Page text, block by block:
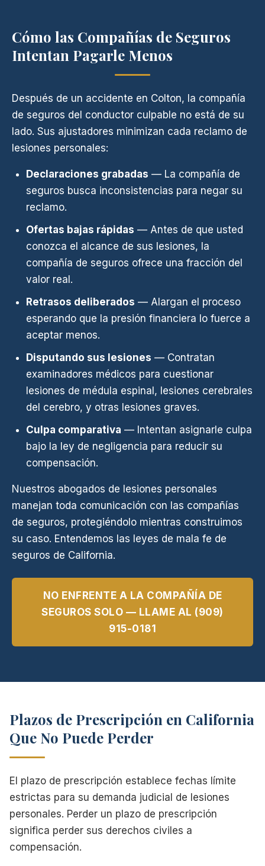
Cómo las Compañías de Seguros
Intentan Pagarle Menos
Después de un accidente en Colton, la compañía
de seguros del conductor culpable no está de su
lado. Sus ajustadores minimizan cada reclamo de
lesiones personales:
Declaraciones grabadas — La compañía de
seguros busca inconsistencias para negar su
reclamo.
Ofertas bajas rápidas — Antes de que usted
conozca el alcance de sus lesiones, la
compañía de seguros ofrece una fracción del
valor real.
Retrasos deliberados — Alargan el proceso
esperando que la presión financiera lo fuerce a
aceptar menos.
Disputando sus lesiones — Contratan
examinadores médicos para cuestionar
lesiones de médula espinal, lesiones cerebrales
del cerebro, y otras lesiones graves.
Culpa comparativa — Intentan asignarle culpa
bajo la ley de negligencia para reducir su
compensación.
Nuestros abogados de lesiones personales
manejan toda comunicación con las compañías
de seguros, protegiéndolo mientras construimos
su caso. Entendemos las leyes de mala fe de
seguros de California.
NO ENFRENTE A LA COMPAÑÍA DE
SEGUROS SOLO — LLAME AL (909)
915-0181
Plazos de Prescripción en California
Que No Puede Perder
El plazo de prescripción establece fechas límite
estrictas para su demanda judicial de lesiones
personales. Perder un plazo de prescripción
significa perder sus derechos civiles a
compensación.